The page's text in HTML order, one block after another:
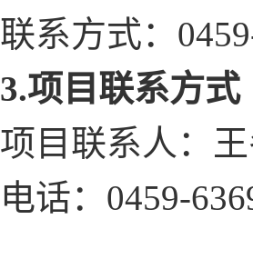
联系方式：
3.项目联系方式
项目联系人：
电话： 0459-